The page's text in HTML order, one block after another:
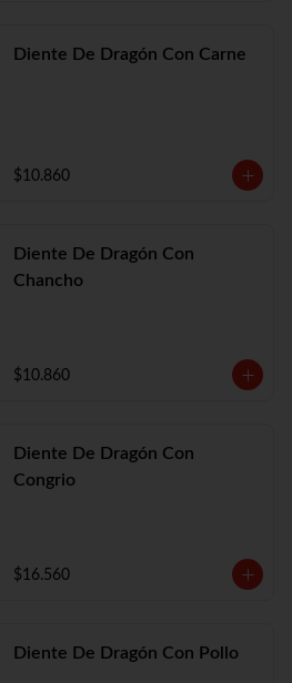
Diente De Dragón Con Carne
$10.860
Diente De Dragón Con
Chancho
$10.860
Diente De Dragón Con
Congrio
$16.560
Diente De Dragón Con Pollo